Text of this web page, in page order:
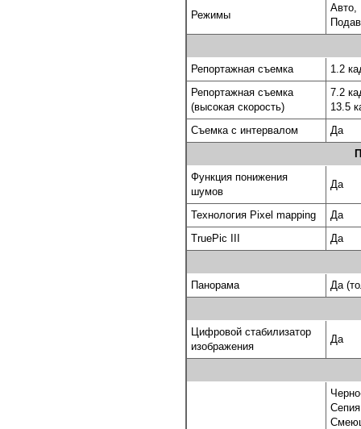
Режимы
Авто,
Репортажная съемка
1.2
Репортажная съемка
(высокая скорость)
7.2
13.5
Съемка с интервалом
Да
Функция понижения
шумов
Да
Технология Pixel mapping
Да
TruePic III
Да
Панорама Да
Цифровой стабилизатор
изображения
Да